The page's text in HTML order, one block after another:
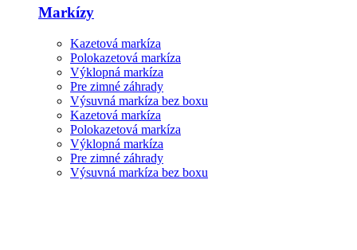
Markízy
Kazetová markíza
Polokazetová markíza
Výklopná markíza
Pre zimné záhrady
Výsuvná markíza bez boxu
Kazetová markíza
Polokazetová markíza
Výklopná markíza
Pre zimné záhrady
Výsuvná markíza bez boxu